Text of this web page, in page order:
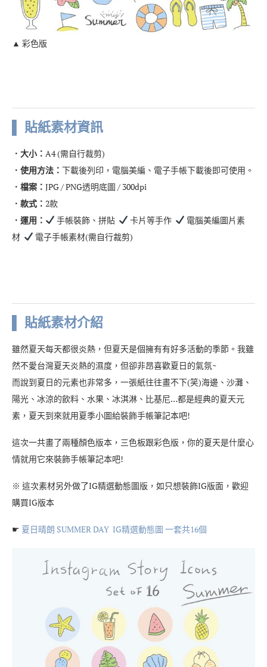
▲ 彩色版
▌ 貼紙素材資訊
．大小： A4 (需自行裁剪)
．使用方法： 下載後列印，電腦美編、電子手帳下載後即可使用。
．檔案： JPG / PNG透明底圖 / 300dpi
．款式： 2款
．運用：
手帳裝飾、拼貼 卡片等手作
電腦美編圖片素
材
電子手帳素材(需自行裁剪)
▌ 貼紙素材介紹
雖然夏天每天都很炎熱，但夏天是個擁有有好多活動的季節。我雖
然不愛台灣夏天炎熱的濕度，但卻非昂喜歡夏日的氣氛~
而說到夏日的元素也非常多，一張紙往往畫不下(笑)海邊、沙灘、
陽光、冰涼的飲料、水果、冰淇淋、比基尼…都是經典的夏天元
素，夏天到來就用夏季小圖給裝飾手帳筆記本吧!
這次一共畫了兩種顏色版本，三色板跟彩色版，你的夏天是什麼心
情就用它來裝飾手帳筆記本吧!
※ 這次素材另外做了IG精選動態圖版，如只想裝飾IG版面，歡迎
購買IG版本
☛ 夏日晴朗 SUMMER DAY IG精選動態圖 一套共16個